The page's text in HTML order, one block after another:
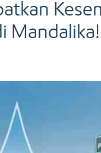
Mandalika!